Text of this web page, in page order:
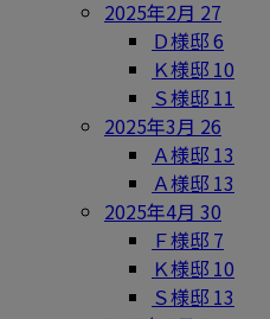
2025年2月 27
Ｄ様邸6
Ｋ様邸 10
Ｓ様邸 11
2025年3月 26
Ａ様邸 13
Ａ様邸 13
2025年4月 30
Ｆ様邸 7
Ｋ様邸 10
Ｓ様邸 13